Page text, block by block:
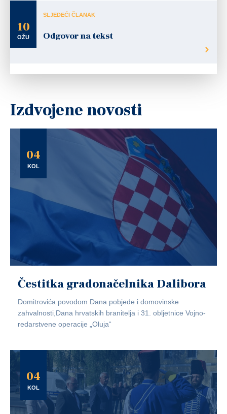
10
OŽU
SLJEDEĆI ČLANAK
Odgovor na tekst
Izdvojene novosti
04
KOL
Čestitka gradonačelnika Dalibora
Domitrovića povodom Dana pobjede i domovinske
zahvalnosti,Dana hrvatskih branitelja i 31. obljetnice Vojno-
redarstvene operacije „Oluja“
04
KOL